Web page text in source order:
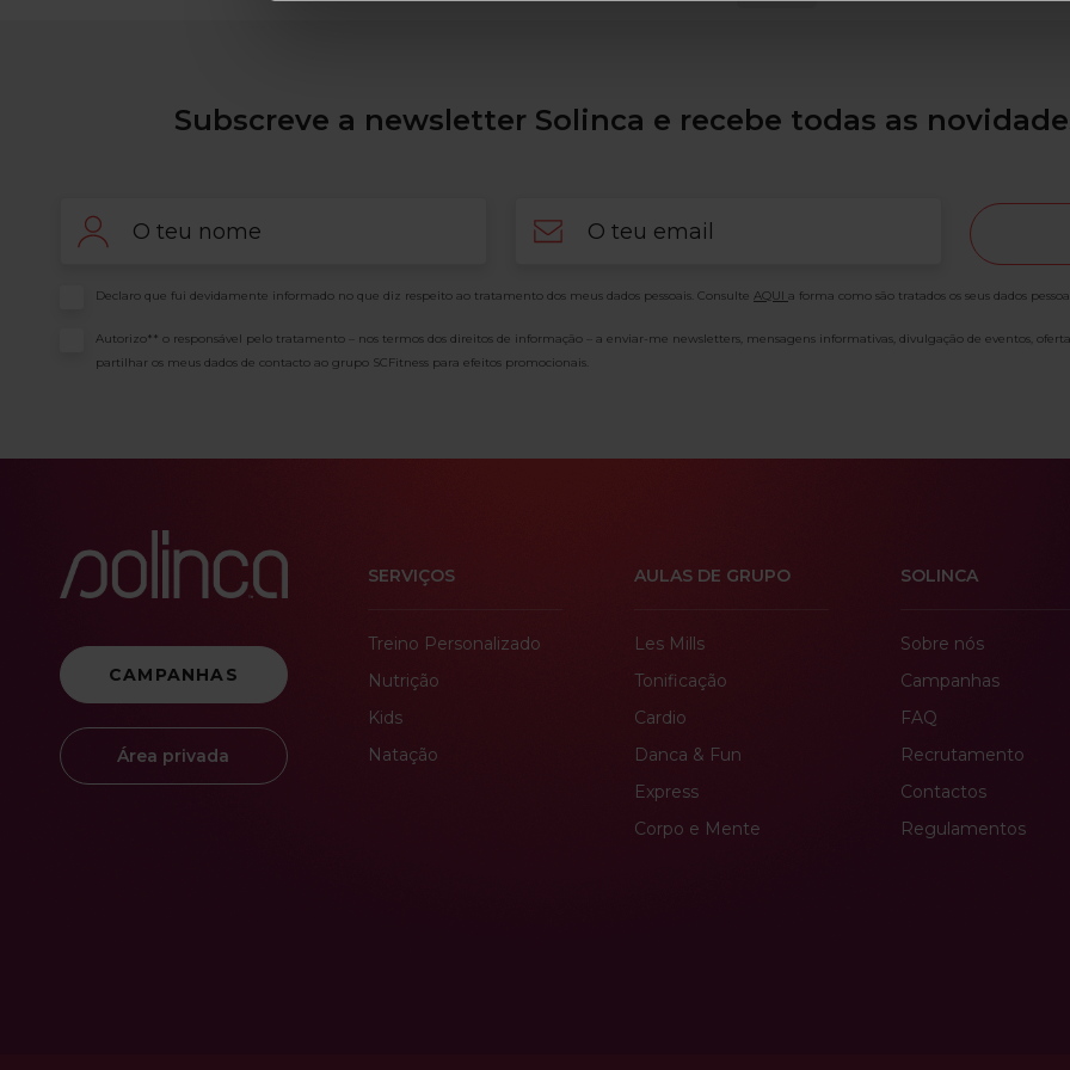
Subscreve a newsletter Solinca e recebe todas as
Consentimento
Declaro que fui devidamente informado no que diz respeito ao tratamento dos meus dados pessoais. Consulte AQUI a forma como são tratados os seus dados
Consentimento
Autorizo** o responsável pelo tratamento – nos termos dos direitos de informação – a enviar-me newsletters, mensagens informativas, divulgação de eventos,
partilhar os meus dados de contacto ao grupo SCFitness para efeitos promocionais.
CAMPANHAS
Área privada
SERVIÇOS
Treino Personalizado
Nutrição
Kids
Natação
AULAS DE GRUPO
Les Mills
Tonificação
Cardio
Danca & Fun
Express
Corpo e Mente
SOLINCA
Sobre nós
Campanhas
FAQ
Recrutamento
Contactos
Regulamentos